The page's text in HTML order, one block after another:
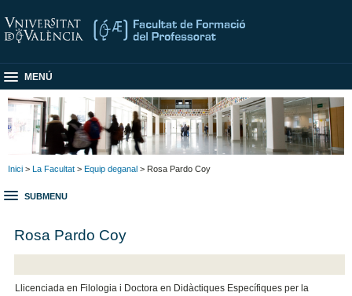
MENÚ
Inici > La Facultat > Equip deganal > Rosa Pardo Coy
SUBMENU
Rosa Pardo Coy
Llicenciada en Filologia i Doctora en Didàctiques Específiques per la